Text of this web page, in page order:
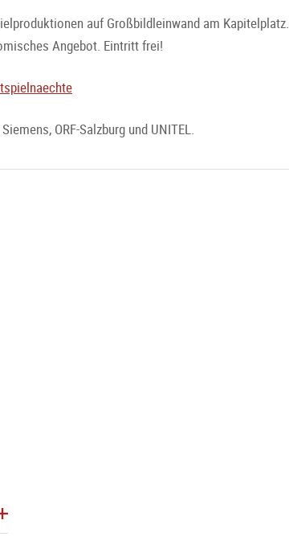
auf Großbildleinwand am Kapitelplatz.
Angebot. Eintritt frei!
ORF-Salzburg und UNITEL.